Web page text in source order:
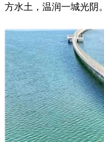
方水土，温润一城光阴。